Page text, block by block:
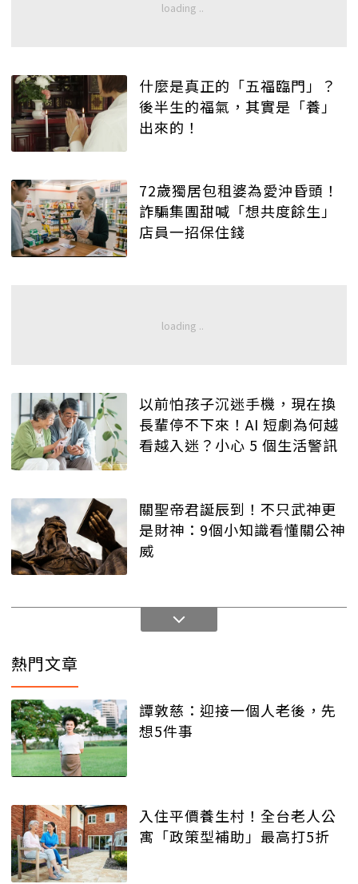
什麼是真正的「五福臨門」？
後半生的福氣，其實是「養」
出來的！
72歲獨居包租婆為愛沖昏頭！
詐騙集團甜喊「想共度餘生」
店員一招保住錢
以前怕孩子沉迷手機，現在換
長輩停不下來！AI 短劇為何越
看越入迷？小心 5 個生活警訊
關聖帝君誕辰到！不只武神更
是財神：9個小知識看懂關公神
威
熱門文章
譚敦慈：迎接一個人老後，先
想5件事
入住平價養生村！全台老人公
寓「政策型補助」最高打5折